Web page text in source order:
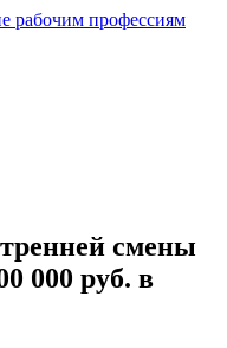
рабочим профессиям
смены
000 руб. в